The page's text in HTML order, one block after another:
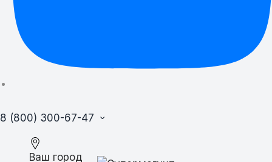
8 (800) 300-67-47
Ваш город